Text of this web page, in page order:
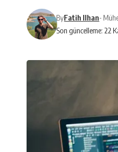
Son güncelleme: 22
ByFatih Ilhan-